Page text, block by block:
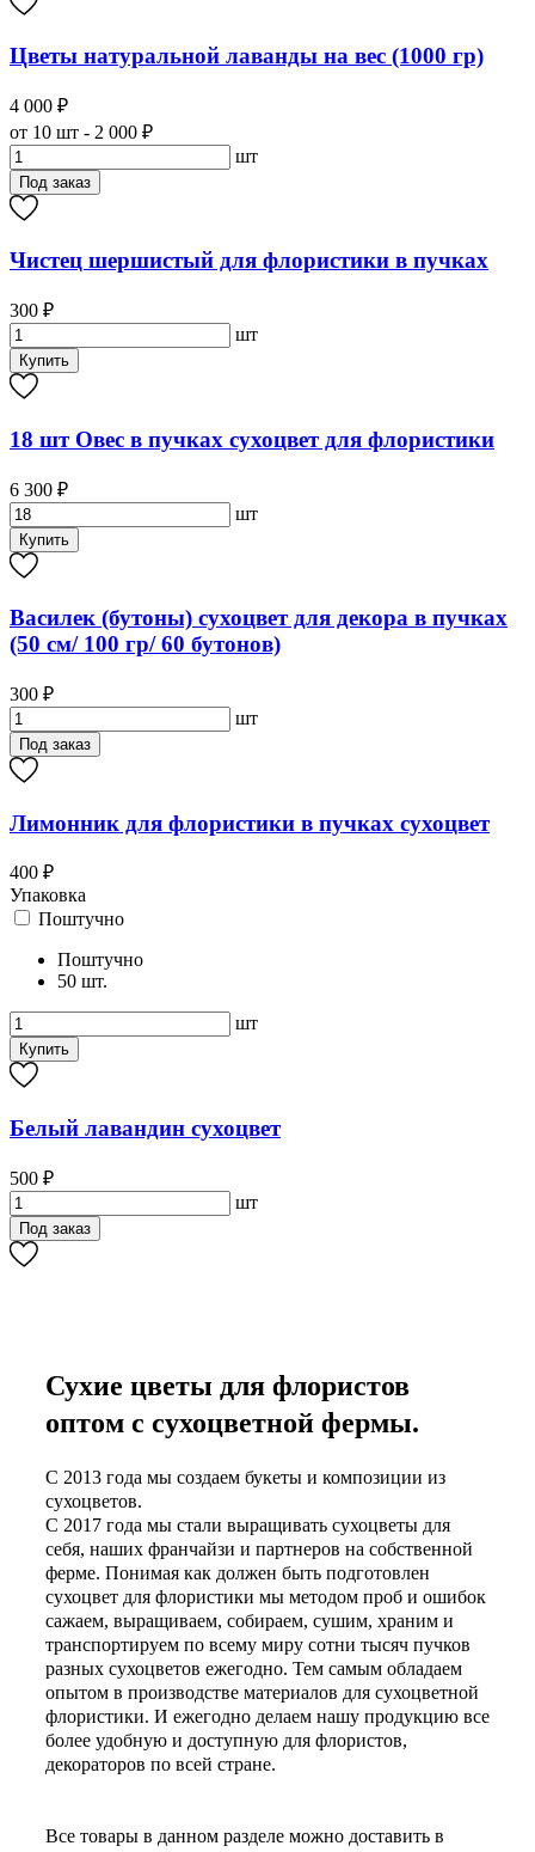
Цветы натуральной лаванды на вес (1000 гр)
4 000 ₽
от 10 шт - 2 000 ₽
шт
Под заказ
Чистец шершистый для флористики в пучках
300 ₽
шт
Купить
18 шт Овес в пучках сухоцвет для флористики
6 300 ₽
шт
Купить
Василек (бутоны) сухоцвет для декора в пучках
(50 см/ 100 гр/ 60 бутонов)
300 ₽
шт
Под заказ
Лимонник для флористики в пучках сухоцвет
400 ₽
Упаковка
Поштучно
Поштучно
50 шт.
шт
Купить
Белый лавандин сухоцвет
500 ₽
шт
Под заказ
Сухие цветы для флористов
оптом с сухоцветной фермы.
С 2013 года мы создаем букеты и композиции из
сухоцветов.
С 2017 года мы стали выращивать сухоцветы для
себя, наших франчайзи и партнеров на собственной
ферме. Понимая как должен быть подготовлен
сухоцвет для флористики мы методом проб и ошибок
сажаем, выращиваем, собираем, сушим, храним и
транспортируем по всему миру сотни тысяч пучков
разных сухоцветов ежегодно. Тем самым обладаем
опытом в производстве материалов для сухоцветной
флористики. И ежегодно делаем нашу продукцию все
более удобную и доступную для флористов,
декораторов по всей стране.
Все товары в данном разделе можно доставить в